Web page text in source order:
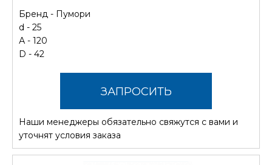
Бренд - Пумори
d - 25
А - 120
D - 42
ЗАПРОСИТЬ
СТОИМОСТЬ
Наши менеджеры обязательно свяжутся с вами и
уточнят условия заказа